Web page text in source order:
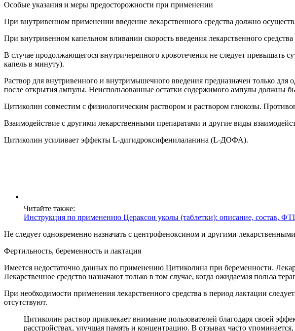
Особые указания и меры предосторожности при применении
При внутривенном применении введение лекарственного средства должно
При внутривенном капельном вливании скорость введения лекарственного
В случае продолжающегося внутричерепного кровотечения не следует превышать
капель в минуту).
Раствор для внутривенного и внутримышечного введения предназначен только для
после открытия ампулы. Неиспользованные остатки содержимого ампулы должны
Цитиколин совместим с физиологическим раствором и раствором глюкозы.
Взаимодействие с другими лекарственными препаратами и другие виды
Цитиколин усиливает эффекты L-дигидроксифенилаланина (L-ДОФА).
Читайте также:
Инструкция по применению Цераксон уколы (таблетки): описание, состав,
Не следует одновременно назначать с центрофеноксином и другими
Фертильность, беременность и лактация
Имеется недостаточно данных по применению Цитиколина при беременности.
Лекарственное средство назначают только в том случае, когда ожидаемая польза
При необходимости применения лекарственного средства в период лактации
отсутствуют.
Цитиколин раствор привлекает внимание пользователей благодаря своей
расстройствах, улучшая память и концентрацию. В отзывах часто